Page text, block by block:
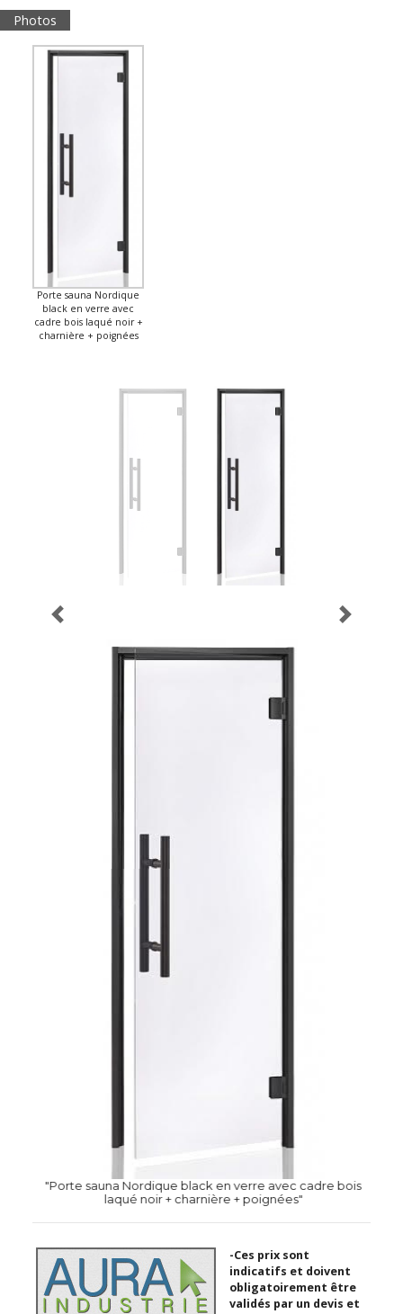
Photos
Porte sauna Nordique
black en verre avec
cadre bois laqué noir +
charnière + poignées
"Porte sauna Nordique black en verre avec cadre bois
laqué noir + charnière + poignées"
-Ces prix sont
indicatifs et doivent
obligatoirement être
validés par un devis et